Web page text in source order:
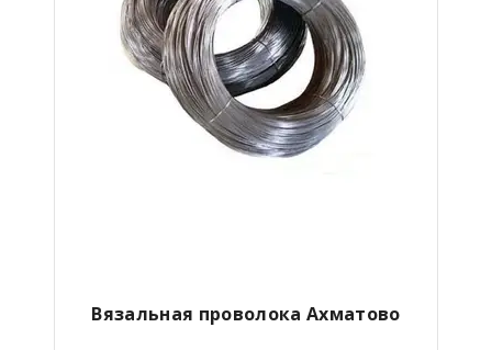
Вязальная проволока Ахматово